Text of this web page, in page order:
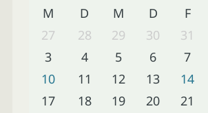
M D M D F
27
28 29 30 31
3
4 5 6 7
10
11 12 13 14
17
18 19 20 21